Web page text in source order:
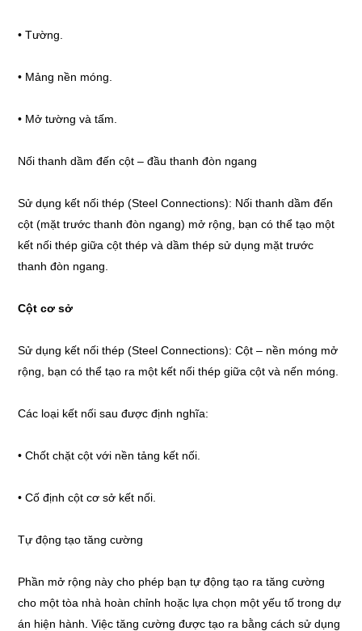
• Tường.
• Mảng nền móng.
• Mở tường và tấm.
Nối thanh dầm đến cột – đầu thanh đòn ngang
Sử dụng kết nối thép (Steel Connections): Nối thanh dầm đến
cột (mặt trước thanh đòn ngang) mở rộng, bạn có thể tạo một
kết nối thép giữa cột thép và dầm thép sử dụng mặt trước
thanh đòn ngang.
Cột cơ sở
Sử dụng kết nối thép (Steel Connections): Cột – nền móng mở
rộng, bạn có thể tạo ra một kết nối thép giữa cột và nến móng.
Các loại kết nối sau được định nghĩa:
• Chốt chặt cột với nền tảng kết nối.
• Cố định cột cơ sở kết nối.
Tự động tạo tăng cường
Phần mở rộng này cho phép bạn tự động tạo ra tăng cường
cho một tòa nhà hoàn chỉnh hoặc lựa chọn một yếu tố trong dự
án hiện hành. Việc tăng cường được tạo ra bằng cách sử dụng